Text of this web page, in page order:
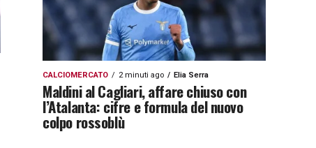
CALCIOMERCATO 2 minuti ago Elia Serra
Maldini al Cagliari, affare chiuso con
l’Atalanta: cifre e formula del nuovo
colpo rossoblù